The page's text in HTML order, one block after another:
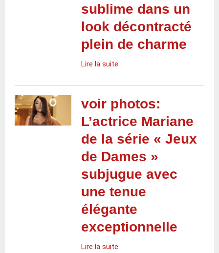
sublime dans un
look décontracté
plein de charme
Lire la suite
voir photos:
L’actrice Mariane
de la série « Jeux
de Dames »
subjugue avec
une tenue
élégante
exceptionnelle
Lire la suite